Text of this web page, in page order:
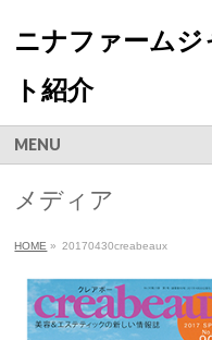
ニナファームジ
ト紹介
MENU
メディア
HOME » 20170430creabeaux